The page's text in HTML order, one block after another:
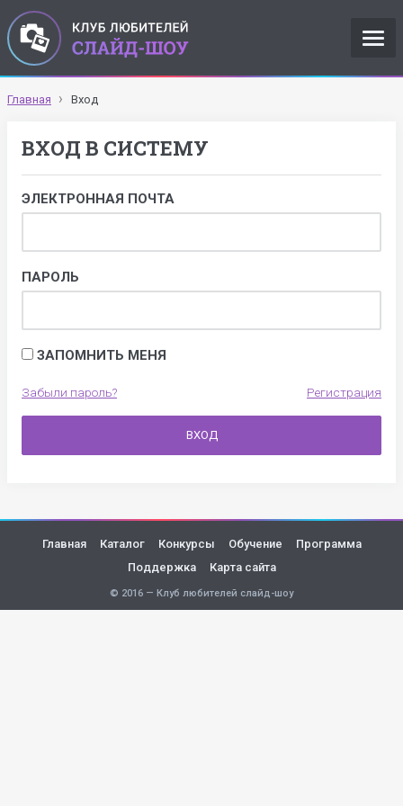
Главная Вход
ВХОД В СИСТЕМУ
ЭЛЕКТРОННАЯ ПОЧТА
ПАРОЛЬ
ЗАПОМНИТЬ МЕНЯ
Забыли пароль? Регистрация
ВХОД
Главная Каталог Конкурсы Обучение
Программа
Поддержка
Карта сайта
© 2016 — Клуб любителей слайд-шоу